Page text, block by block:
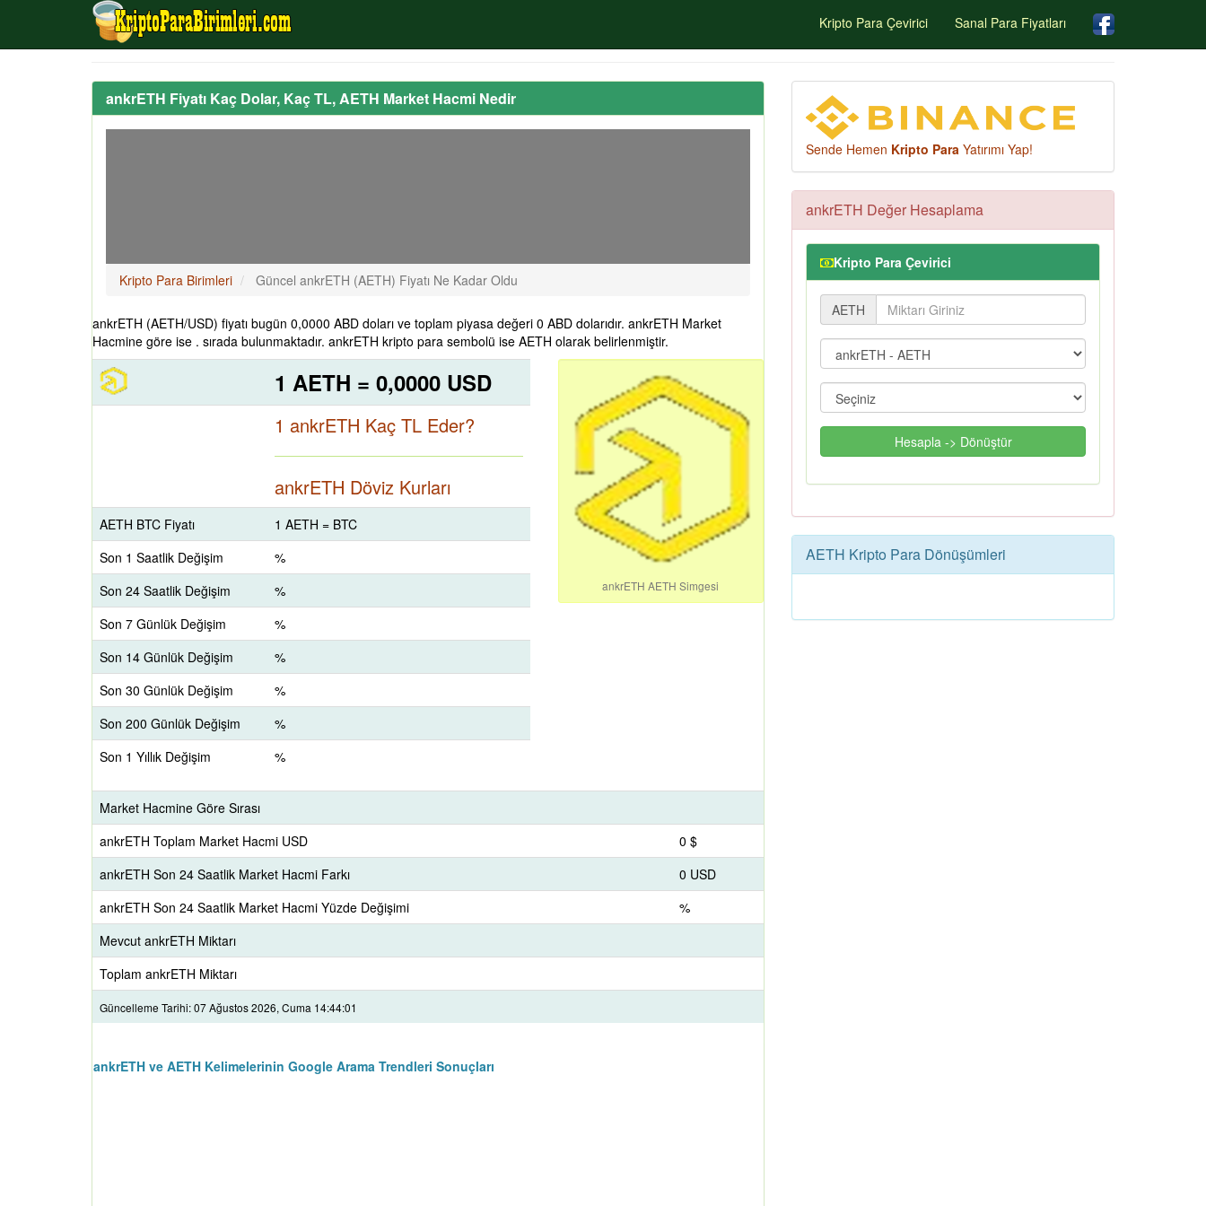
Kripto Para Çevirici Sanal Para Fiyatları
ankrETH Fiyatı Kaç Dolar, Kaç TL, AETH Market Hacmi Nedir
Kripto Para Birimleri Güncel ankrETH (AETH) Fiyatı Ne Kadar Oldu
ankrETH (AETH/USD) fiyatı bugün 0,0000 ABD doları ve toplam piyasa değeri 0 ABD dolarıdır. ankrETH Market
Hacmine göre ise . sırada bulunmaktadır. ankrETH kripto para sembolü ise AETH olarak belirlenmiştir.
1 AETH = 0,0000 USD
1 ankrETH Kaç TL Eder?
ankrETH Döviz Kurları
AETH BTC Fiyatı
1 AETH = BTC
Son 1 Saatlik Değişim
%
Son 24 Saatlik Değişim
%
Son 7 Günlük Değişim
%
Son 14 Günlük Değişim
%
Son 30 Günlük Değişim
%
Son 200 Günlük Değişim
%
Son 1 Yıllık Değişim
%
ankrETH AETH Simgesi
Market Hacmine Göre Sırası
ankrETH Toplam Market Hacmi USD
0 $
ankrETH Son 24 Saatlik Market Hacmi Farkı
0 USD
ankrETH Son 24 Saatlik Market Hacmi Yüzde Değişimi
%
Mevcut ankrETH Miktarı
Toplam ankrETH Miktarı
Güncelleme Tarihi: 07 Ağustos 2026, Cuma 14:44:01
ankrETH ve AETH Kelimelerinin Google Arama Trendleri Sonuçları
Sende Hemen Kripto Para Yatırımı Yap!
ankrETH Değer Hesaplama
Kripto Para Çevirici
AETH
Hesapla -> Dönüştür
AETH Kripto Para Dönüşümleri